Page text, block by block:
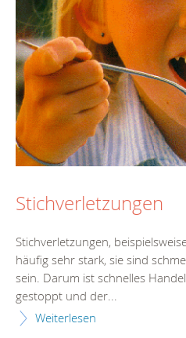
Stichverletzungen
Stichverletzungen,
häufig sehr stark, sie sind
sein. Darum ist schnelles
gestoppt und der...
Weiterlesen